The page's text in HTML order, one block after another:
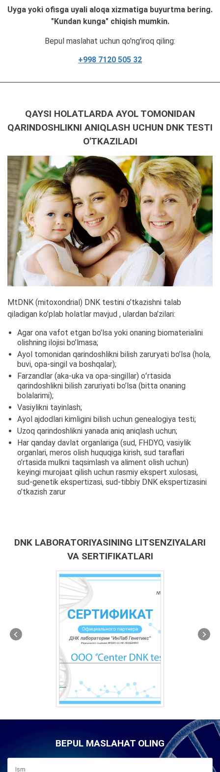
Uyga yoki ofisga uyali aloqa xizmatiga buyurtma bering.
"Kundan kunga" chiqish mumkin.
Bepul maslahat uchun qo'ng'iroq qiling:
+998 7120 505 32
QAYSI HOLATLARDA AYOL TOMONIDAN
QARINDOSHLIKNI ANIQLASH UCHUN DNK TESTI
O'TKAZILADI
MtDNK (mitoxondrial) DNK testini o’tkazishni talab
qiladigan ko’plab holatlar mavjud , ulardan ba’zilari:
Agar ona vafot etgan bo’lsa yoki onaning biomaterialini
olishning ilojisi bo’lmasa;
Ayol tomonidan qarindoshlikni bilish zaruryati bo’lsa (hola,
buvi, opa-singil va boshqalar);
Farzandlar (aka-uka va opa-singillar) oʻrtasida
qarindoshlikni bilish zaruriyati bo’lsa (bitta onaning
bolalarimi);
Vasiylikni tayinlash;
Ayol ajdodlari kimligini bilish uchun genealogiya testi;
Uzoq qarindoshlikni yanada aniq aniqlash uchun;
Har qanday davlat organlariga (sud, FHDYO, vasiylik
organlari, meros olish huquqiga kirish, sud taraflari
o’rtasida mulkni taqsimlash va aliment olish uchun)
keyingi murojaat qilish uchun rasmiy ekspert xulosasi,
sud-genetik ekspertizasi, sud-tibbiy DNK ekspertizasini
o’tkazish zarur
DNK LABORATORIYASINING LITSENZIYALARI
VA SERTIFIKATLARI
BEPUL MASLAHAT OLING